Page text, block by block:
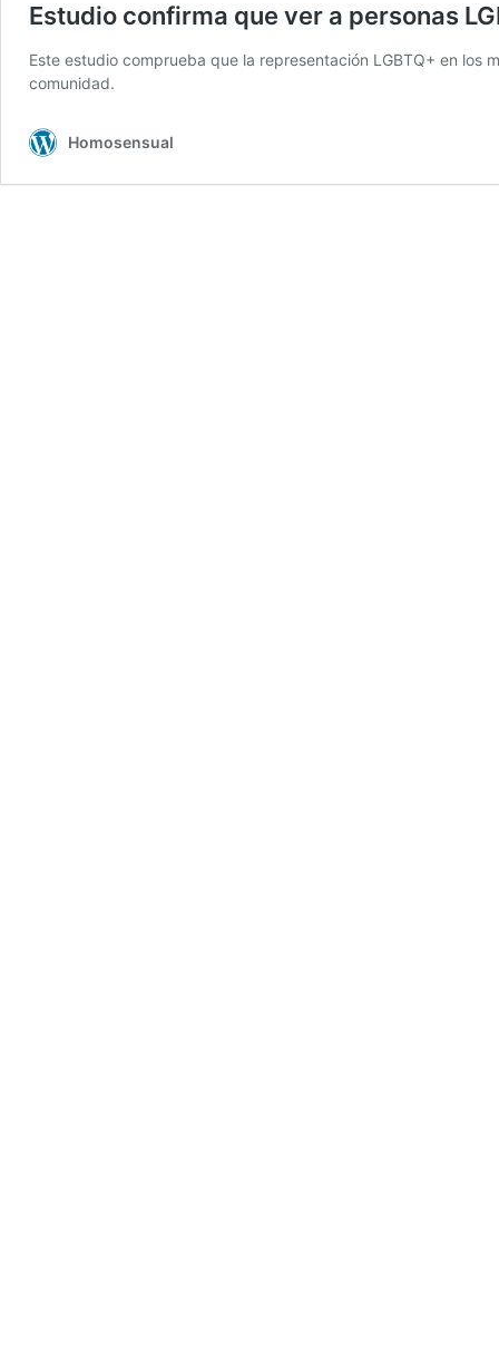
Estudio confirma que ver a personas
Este estudio comprueba que la representación LGBTQ+ en
comunidad.
Homosensual